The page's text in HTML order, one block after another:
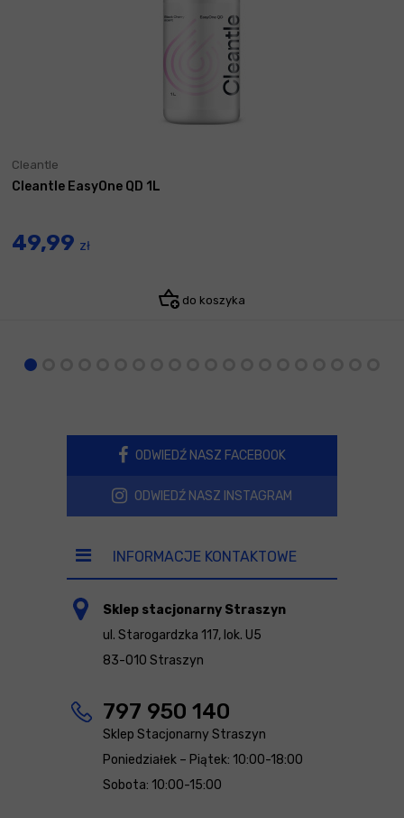
Cleantle
Cleantle EasyOne QD 1L
49,99 zł
do koszyka
ODWIEDŹ NASZ FACEBOOK
ODWIEDŹ NASZ INSTAGRAM
INFORMACJE KONTAKTOWE
Sklep stacjonarny Straszyn
ul. Starogardzka 117, lok. U5
83-010 Straszyn
797 950 140
Sklep Stacjonarny Straszyn
Poniedziałek – Piątek: 10:00-18:00
Sobota: 10:00-15:00